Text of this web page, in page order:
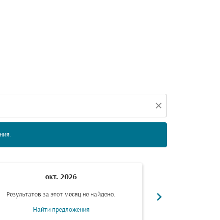
close
ниже, чтобы найти предложения.
окт. 2026
Результатов за этот месяц не найдено.
Найти предложения
chevron_right